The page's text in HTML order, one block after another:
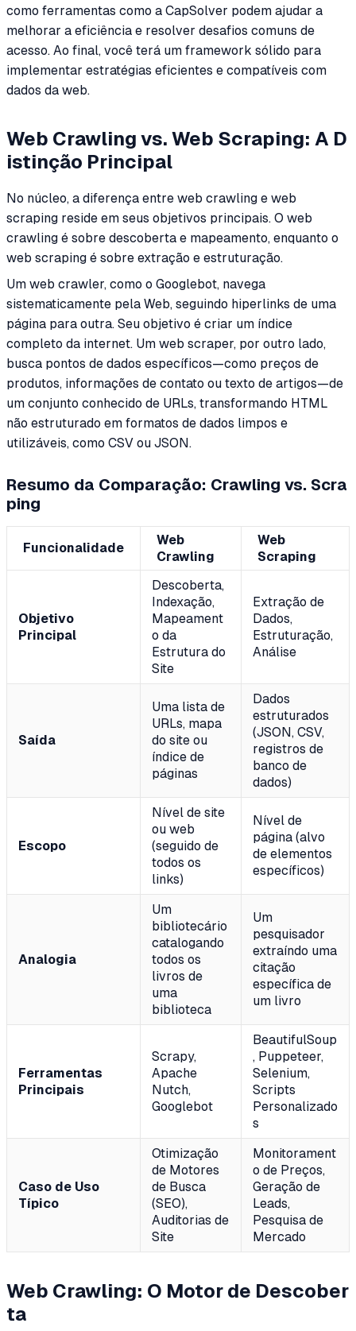
como ferramentas como a CapSolver podem ajudar a
melhorar a eficiência e resolver desafios comuns de
acesso. Ao final, você terá um framework sólido para
implementar estratégias eficientes e compatíveis com
dados da web.
Web Crawling vs. Web Scraping: A D
istinção Principal
No núcleo, a diferença entre web crawling e web
scraping reside em seus objetivos principais. O web
crawling é sobre descoberta e mapeamento, enquanto o
web scraping é sobre extração e estruturação.
Um web crawler, como o Googlebot, navega
sistematicamente pela Web, seguindo hiperlinks de uma
página para outra. Seu objetivo é criar um índice
completo da internet. Um web scraper, por outro lado,
busca pontos de dados específicos—como preços de
produtos, informações de contato ou texto de artigos—de
um conjunto conhecido de URLs, transformando HTML
não estruturado em formatos de dados limpos e
utilizáveis, como CSV ou JSON.
Resumo da Comparação: Crawling vs. Scra
ping
Funcionalidade
Web
Crawling
Web
Scraping
Objetivo
Principal
Descoberta,
Indexação,
Mapeament
o da
Estrutura do
Site
Extração de
Dados,
Estruturação,
Análise
Saída
Uma lista de
URLs, mapa
do site ou
índice de
páginas
Dados
estruturados
(JSON, CSV,
registros de
banco de
dados)
Escopo
Nível de site
ou web
(seguido de
todos os
links)
Nível de
página (alvo
de elementos
específicos)
Analogia
Um
bibliotecário
catalogando
todos os
livros de
uma
biblioteca
Um
pesquisador
extraíndo uma
citação
específica de
um livro
Ferramentas
Principais
Scrapy,
Apache
Nutch,
Googlebot
BeautifulSoup
, Puppeteer,
Selenium,
Scripts
Personalizado
s
Caso de Uso
Típico
Otimização
de Motores
de Busca
(SEO),
Auditorias de
Site
Monitorament
o de Preços,
Geração de
Leads,
Pesquisa de
Mercado
Web Crawling: O Motor de Descober
ta